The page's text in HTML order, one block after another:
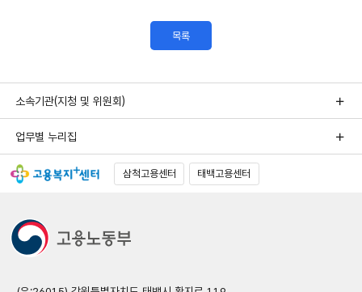
목록
소속기관(지청 및 위원회)
업무별 누리집
삼척고용센터 태백고용센터